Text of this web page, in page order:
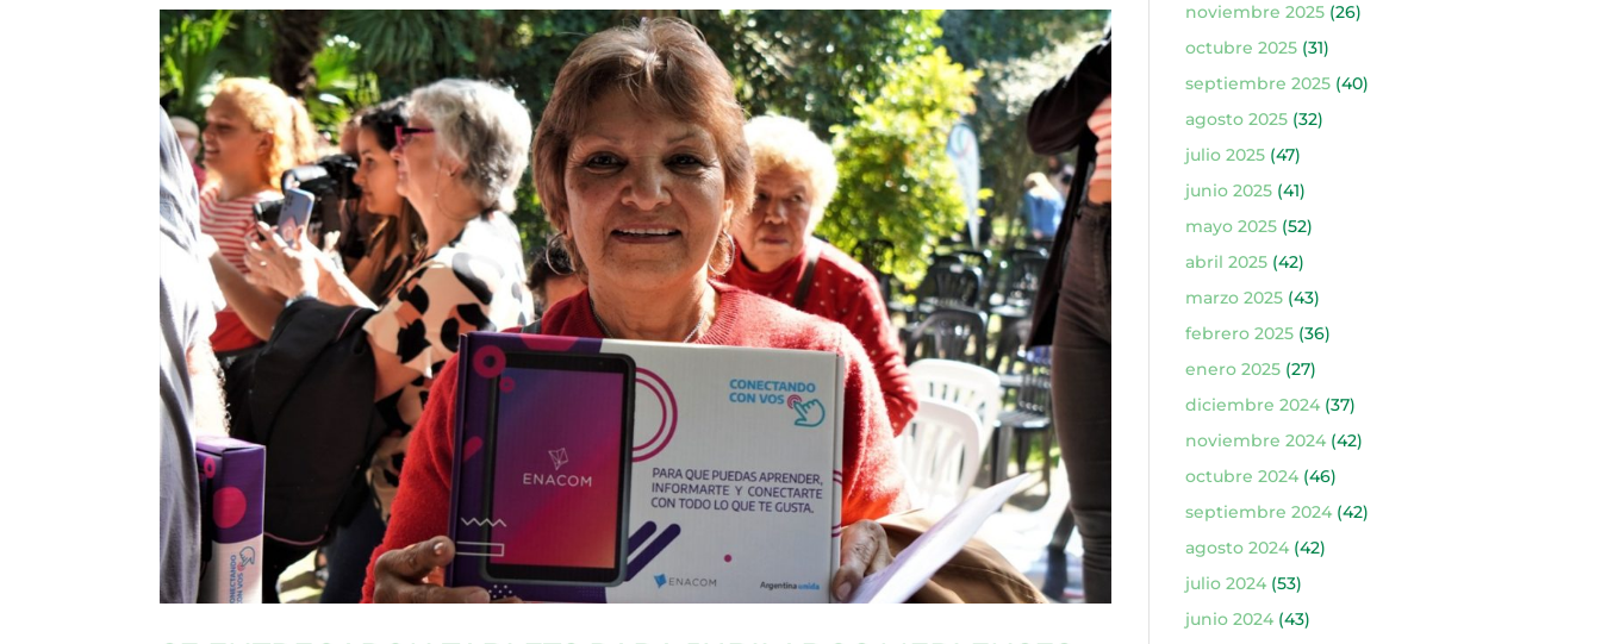
noviembre 2025(26)
octubre 2025(31)
septiembre 2025(40)
agosto 2025(32)
julio 2025(47)
junio 2025(41)
mayo 2025(52)
abril 2025(42)
marzo 2025(43)
febrero 2025(36)
enero 2025(27)
diciembre 2024(37)
noviembre 2024(42)
octubre 2024(46)
septiembre 2024(42)
agosto 2024(42)
julio 2024(53)
junio 2024(43)